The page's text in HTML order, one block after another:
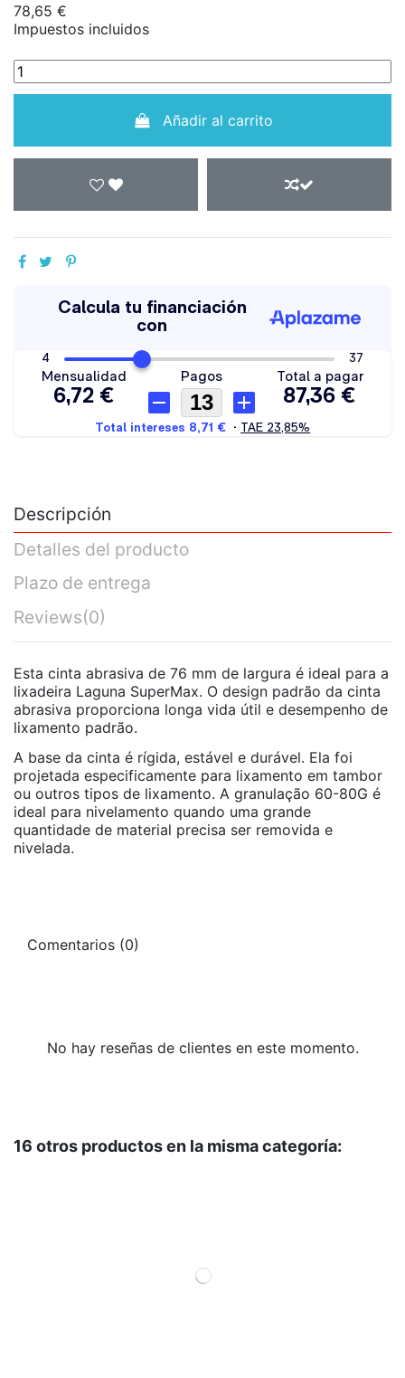
78,65 €
Impuestos incluidos
Añadir al carrito
Descripción
Detalles del producto
Plazo de entrega
Reviews(0)
Esta cinta abrasiva de 76 mm de largura é ideal para a
lixadeira Laguna SuperMax. O design padrão da cinta
abrasiva proporciona longa vida útil e desempenho de
lixamento padrão.
A base da cinta é rígida, estável e durável. Ela foi
projetada especificamente para lixamento em tambor
ou outros tipos de lixamento. A granulação 60-80G é
ideal para nivelamento quando uma grande
quantidade de material precisa ser removida e
nivelada.
Comentarios (0)
No hay reseñas de clientes en este momento.
16 otros productos en la misma categoría: